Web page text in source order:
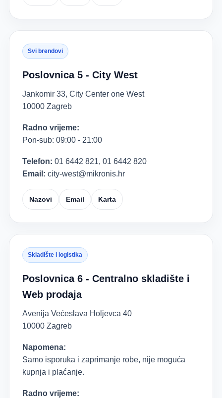
Svi brendovi
Poslovnica 5 - City West
Jankomir 33, City Center one West
10000 Zagreb
Radno vrijeme:
Pon-sub: 09:00 - 21:00
Telefon: 01 6442 821, 01 6442 820
Email: city-west@mikronis.hr
Nazovi Email Karta
Skladište i logistika
Poslovnica 6 - Centralno skladište i
Web prodaja
Avenija Većeslava Holjevca 40
10000 Zagreb
Napomena:
Samo isporuka i zaprimanje robe, nije moguća
kupnja i plaćanje.
Radno vrijeme: